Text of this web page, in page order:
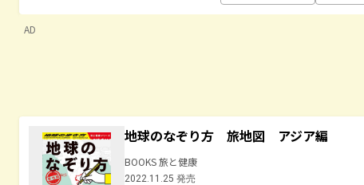
AD
地球のなぞり方 旅地図 アジア編
BOOKS 旅と健康
2022.11.25 発売